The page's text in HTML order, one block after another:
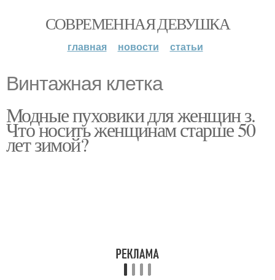
СОВРЕМЕННАЯ ДЕВУШКА
главная новости статьи
Винтажная клетка
Модные пуховики для женщин з.
Что носить женщинам старше 50
лет зимой?